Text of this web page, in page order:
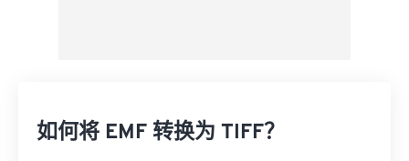
如何将 EMF 转换为 TIFF？